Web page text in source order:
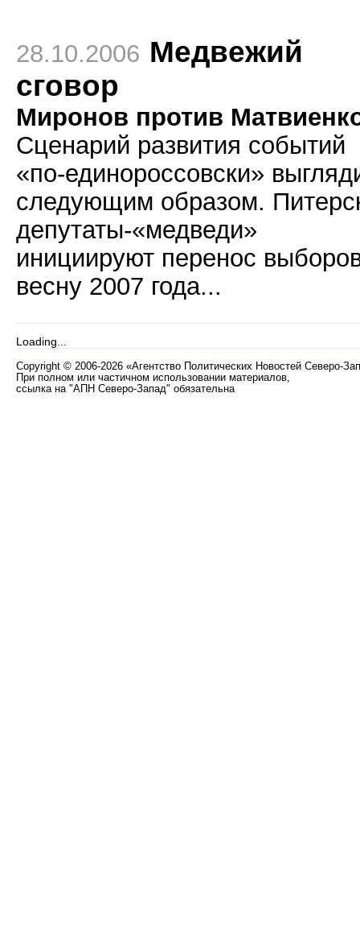
28.10.2006 Медвежий
сговор
Миронов против
Сценарий развития событий
«по-единороссовски»
следующим образом.
депутаты-«медведи»
инициируют перенос
весну 2007 года...
Loading...
Copyright © 2006-2026 «Агентство Политических Новостей Северо-
При полном или частичном использовании материалов,
ссылка на "АПН Северо-Запад" обязательна